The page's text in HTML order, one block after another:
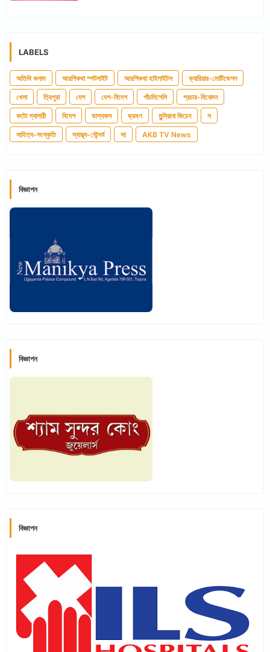
LABELS
অতিথি কলাম আরশিকথা স্পটলাইট আরশিকথা হাইলাইটস ক্যারিয়ার-মোটিভেশন
খেলা ত্রিপুরা দেশ দেশ-বিদেশ পাঁচমিশেলি প্রচার-বিনোদন
ফটো গ্যালারী বিদেশ ভাগ্যফল ভ্রমণ মুন্সিয়ানা কিচেন স
সাহিত্য-সংস্কৃতি স্বাস্থ্য-সৌন্দর্য সl AKB TV News
বিজ্ঞাপন
বিজ্ঞাপন
বিজ্ঞাপন